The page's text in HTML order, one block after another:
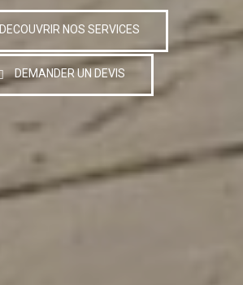
DECOUVRIR NOS SERVICES
DEMANDER UN DEVIS